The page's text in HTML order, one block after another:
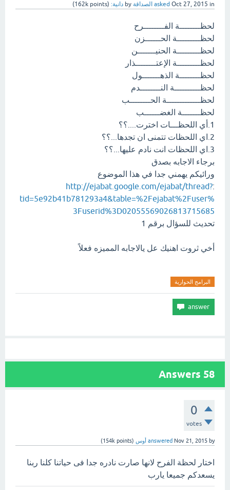
asked Oct 27, 2015 in الصداقة by دانية: (
162k points)
لحظــــــــة الفــــــــرح
لحظـــــــــة الحــــــزن
لحظـــــــــة الحنيـــــــن
لحظـــــــــة الإعتــــــــذار
لحظــــــــة الذهـــــــول
لحظــــــــــة النــــــــدم
لحظـــــــــــــة الحــــــــب
لحظـــــــة الغضــــــب
1.أي اللحظـــات اخترت....؟؟
2.اي اللحظات تتمنى ان تجدها...؟؟
3.اي اللحظات انت نادم عليها...؟؟
برجاء الاجابه بصدق
ورائيكم يهمني جدا في هذا الموضوع
:
http://ejabat.google.com/ejabat/thread?
tid=5e92b41b781293a4&table=%2Fejabat%2Fuser%
3Fuserid%3D02055569026813715685‏
تحديث للسؤال برقم 1
أخي ثروت اهنيك عل يالاجابه المميزه فعلاً
البرامج الحوارية
58
0
votes
answered Nov 21, 2015 by أوس (
154k points)
اختار لحظة الفرح لانها صارت نادره جدا فى حياتنا كلنا ربنا
يسعدكم جميعا يارب